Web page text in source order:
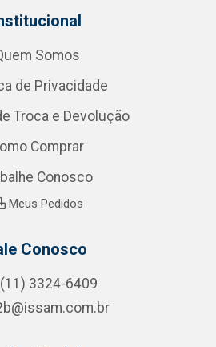
Somos
de Privacidade
Troca e Devolução
Comprar
Conosco
Meus Pedidos
Conosco
(11) 3324-6409